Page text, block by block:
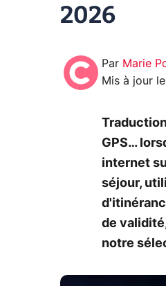
2026
Par Marie
Mis à jour le
GPS…
internet
séjour,
de
notre